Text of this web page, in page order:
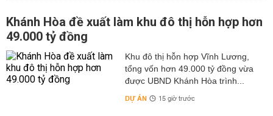
Khánh Hòa đề xuất làm khu đô thị hỗn hợp hơn
49.000 tỷ đồng
Khu đô thị hỗn hợp Vĩnh Lương,
tổng vốn hơn 49.000 tỷ đồng vừa
được UBND Khánh Hòa trình...
DỰ ÁN 15 giờ trước